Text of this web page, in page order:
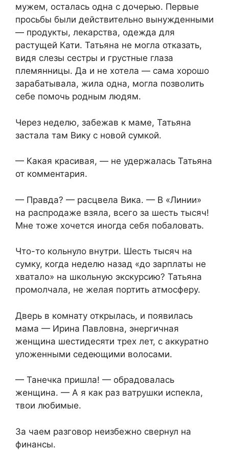
мужем, осталась одна с дочерью. Первые
просьбы были действительно вынужденными
— продукты, лекарства, одежда для
растущей Кати. Татьяна не могла отказать,
видя слезы сестры и грустные глаза
племянницы. Да и не хотела — сама хорошо
зарабатывала, жила одна, могла позволить
себе помочь родным людям.
Через неделю, забежав к маме, Татьяна
застала там Вику с новой сумкой.
— Какая красивая, — не удержалась Татьяна
от комментария.
— Правда? — расцвела Вика. — В «Линии»
на распродаже взяла, всего за шесть тысяч!
Мне тоже хочется иногда себя побаловать.
Что-то кольнуло внутри. Шесть тысяч на
сумку, когда неделю назад «до зарплаты не
хватало» на школьную экскурсию? Татьяна
промолчала, не желая портить атмосферу.
Дверь в комнату открылась, и появилась
мама — Ирина Павловна, энергичная
женщина шестидесяти трех лет, с аккуратно
уложенными седеющими волосами.
— Танечка пришла! — обрадовалась
женщина. — А я как раз ватрушки испекла,
твои любимые.
За чаем разговор неизбежно свернул на
финансы.